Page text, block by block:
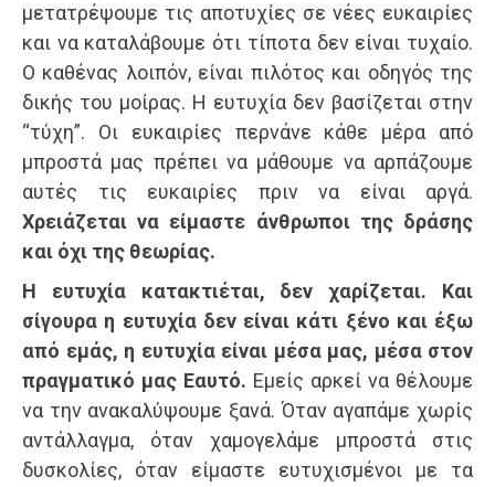
μετατρέψουμε τις αποτυχίες σε νέες ευκαιρίες
και να καταλάβουμε ότι τίποτα δεν είναι τυχαίο.
Ο καθένας λοιπόν, είναι πιλότος και οδηγός της
δικής του μοίρας. Η ευτυχία δεν βασίζεται στην
“τύχη”. Οι ευκαιρίες περνάνε κάθε μέρα από
μπροστά μας πρέπει να μάθουμε να αρπάζουμε
αυτές τις ευκαιρίες πριν να είναι αργά.
Χρειάζεται να είμαστε άνθρωποι της δράσης
και όχι της θεωρίας.
Η ευτυχία κατακτιέται, δεν χαρίζεται. Και
σίγουρα η ευτυχία δεν είναι κάτι ξένο και έξω
από εμάς, η ευτυχία είναι μέσα μας, μέσα στον
πραγματικό μας Εαυτό. Εμείς αρκεί να θέλουμε
να την ανακαλύψουμε ξανά. Όταν αγαπάμε χωρίς
αντάλλαγμα, όταν χαμογελάμε μπροστά στις
δυσκολίες, όταν είμαστε ευτυχισμένοι με τα